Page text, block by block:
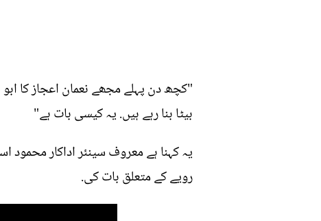
"کچھ دن پہلے مجھے نعمان اعجاز کا
بیٹا بنا رہے ہیں. یہ کیسی بات ہے"
یہ کہنا ہے معروف سینئر اداکار
رویے کے متعلق بات کی.